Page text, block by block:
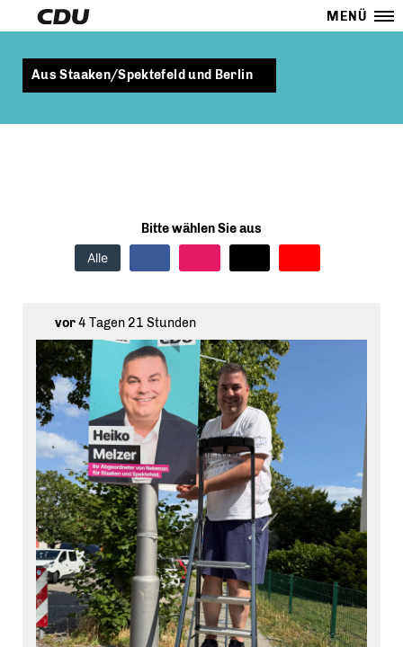
MENÜ
Aus Staaken/Spektefeld und Berlin
Bitte wählen Sie aus
Alle
vor4 Tagen 21 Stunden